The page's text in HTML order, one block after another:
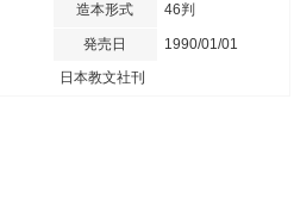
造本形式 46判
発売日
1990/01/01
日本教文社刊